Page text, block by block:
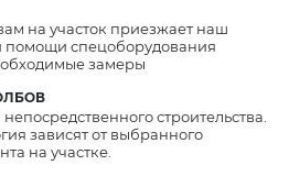
на участок приезжает наш
помощи спецоборудования
замеры
строительства.
зависят от выбранного
на участке.